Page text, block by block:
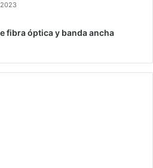
fibra óptica y banda ancha